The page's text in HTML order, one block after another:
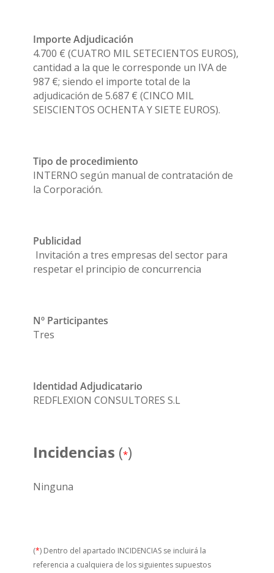
Importe Adjudicación
4.700 € (CUATRO MIL SETECIENTOS EUROS),
cantidad a la que le corresponde un IVA de
987 €; siendo el importe total de la
adjudicación de 5.687 € (CINCO MIL
SEISCIENTOS OCHENTA Y SIETE EUROS).
Tipo de procedimiento
INTERNO según manual de contratación de
la Corporación.
Publicidad
Invitación a tres empresas del sector para
respetar el principio de concurrencia
Nº Participantes
Tres
Identidad Adjudicatario
REDFLEXION CONSULTORES S.L
Incidencias (*)
Ninguna
(*) Dentro del apartado INCIDENCIAS se incluirá la
referencia a cualquiera de los siguientes supuestos